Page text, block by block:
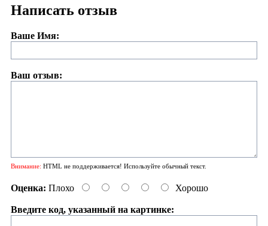
Написать отзыв
Ваше Имя:
Ваш отзыв:
Внимание: HTML не поддерживается! Используйте обычный текст.
Оценка: Плохо Хорошо
Введите код, указанный на картинке: